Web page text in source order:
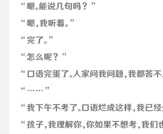
“嗯。能说几句吗？”
“嗯，我听着。”
“完了。”
“怎么呢？”
“口语完蛋了。人家问我问题，我都答不
“……”
“我下午不考了。口语烂成这样，我已
“孩子，我理解你，你如果不想考，我